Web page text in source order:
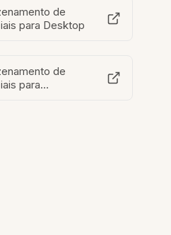
de
para Desktop
de
para